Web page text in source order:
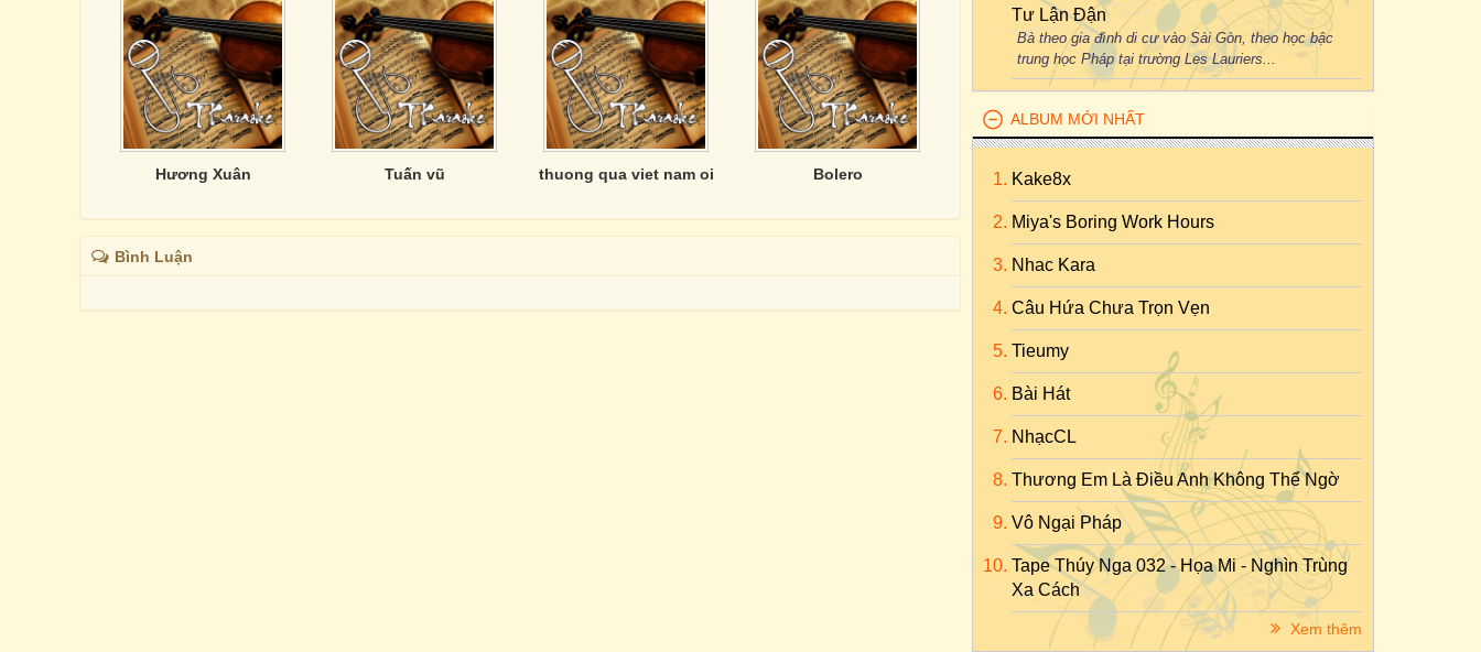
Hương Xuân Tuấn vũ thuong qua viet nam oi Bolero
Bình Luận
Tư Lận Đận
Bà theo gia đình di cư vào Sài Gòn, theo học bậc
trung học Pháp tại trường Les Lauriers...
ALBUM MỚI NHẤT
Kake8x
Miya's Boring Work Hours
Nhac Kara
Câu Hứa Chưa Trọn Vẹn
Tieumy
Bài Hát
NhạcCL
Thương Em Là Điều Anh Không Thể Ngờ
Vô Ngại Pháp
Tape Thúy Nga 032 - Họa Mi - Nghìn Trùng
Xa Cách
Xem thêm